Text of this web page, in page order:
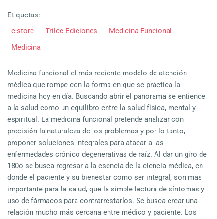
Etiquetas:
e-store
Trilce Ediciones
Medicina Funcional
Medicina
Medicina funcional el más reciente modelo de atención
médica que rompe con la forma en que se práctica la
medicina hoy en día. Buscando abrir el panorama se entiende
a la salud como un equilibro entre la salud física, mental y
espiritual. La medicina funcional pretende analizar con
precisión la naturaleza de los problemas y por lo tanto,
proponer soluciones integrales para atacar a las
enfermedades crónico degenerativas de raíz. Al dar un giro de
180o se busca regresar a la esencia de la ciencia médica, en
donde el paciente y su bienestar como ser integral, son más
importante para la salud, que la simple lectura de síntomas y
uso de fármacos para contrarrestarlos. Se busca crear una
relación mucho más cercana entre médico y paciente. Los